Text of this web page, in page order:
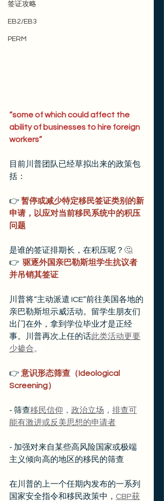
签证攻略
EB2/EB3
PERM
“some of which could affect the
ability of businesses to hire foreign
workers”
目前川普团队已经草拟出来的政策包
括：
👉 暂停或减少特定移民签证类别的新
申请，以应对当前移民系统中的积压
问题
是谁的签证排期长，在积压呢？ 🤔
👉 驱逐外国亲巴勒斯坦学生抗议者
并吊销其签证
川普将“主动派遣 ICE”前往美国各地的
亲巴勒斯坦示威活动。留学生朋友们
出门在外，拿到学位毕业才是正经
事。川普再次上任的话此类活动更要
少掺合。
👉 意识形态筛查（Ideological
Screening）
- 筛查移民信仰 ， 政治立场 ， 排查可
能有激进或反美思想的申请者
- 加强对来自某些高风险国家或极端
主义倾向高的地区的移民的筛查
在川普的上一个任期内发布的一系列
国家安全指令和移民政策中， CBP获